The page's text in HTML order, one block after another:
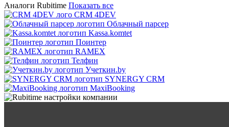
Аналоги Rubitime Показать все
CRM 4DEV
Облачный парсер
Kassa.komtet
Поинтер
RAMEX
Телфин
Учеткин.by
SYNERGY CRM
MaxiBooking